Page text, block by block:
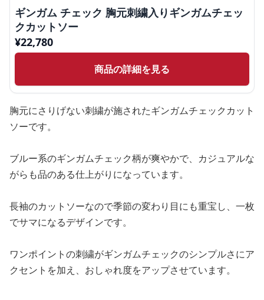
ギンガム チェック 胸元刺繍入りギンガムチェッ
クカットソー
¥22,780
商品の詳細を見る
胸元にさりげない刺繍が施されたギンガムチェックカット
ソーです。
ブルー系のギンガムチェック柄が爽やかで、カジュアルな
がらも品のある仕上がりになっています。
長袖のカットソーなので季節の変わり目にも重宝し、一枚
でサマになるデザインです。
ワンポイントの刺繍がギンガムチェックのシンプルさにア
クセントを加え、おしゃれ度をアップさせています。